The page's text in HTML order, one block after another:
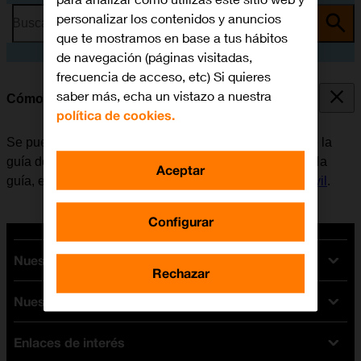
Busca por problema o tema
Cómo llamar a un contacto de la guía
Se puede llamar a un contacto, cogiendo el número de la
guía del móvil. Para poder llamar a un contacto desde la
guía, es necesario
crear un contacto en la guía del móvil .
Nuestras tarifas
Tarifas Orange
Tarifas fibra y móvil
Tarifas móviles
Nuestros dispositivos
Ofertas en móviles
Enlaces de interés
personalizar los contenidos y anuncios
que te mostramos en base a tus hábitos
de navegación (páginas visitadas,
frecuencia de acceso, etc) Si quieres
saber más, echa un vistazo a nuestra
política de cookies.
Configurar
Rechazar
Aceptar